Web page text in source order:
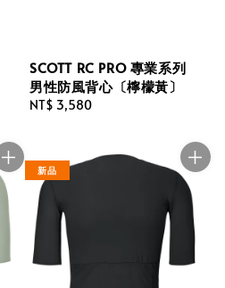
SCOTT RC PRO 專業系列
男性防風背心〔檸檬黃〕
Regular
NT$ 3,580
新品